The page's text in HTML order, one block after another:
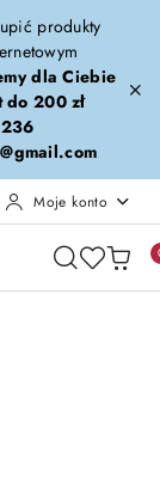
produkty
dla Ciebie
200 zł
Moje konto